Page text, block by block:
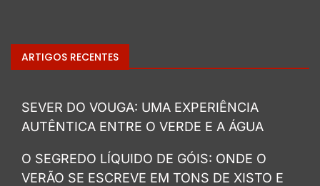
ARTIGOS RECENTES
SEVER DO VOUGA: UMA EXPERIÊNCIA
AUTÊNTICA ENTRE O VERDE E A ÁGUA
O SEGREDO LÍQUIDO DE GÓIS: ONDE O
VERÃO SE ESCREVE EM TONS DE XISTO E